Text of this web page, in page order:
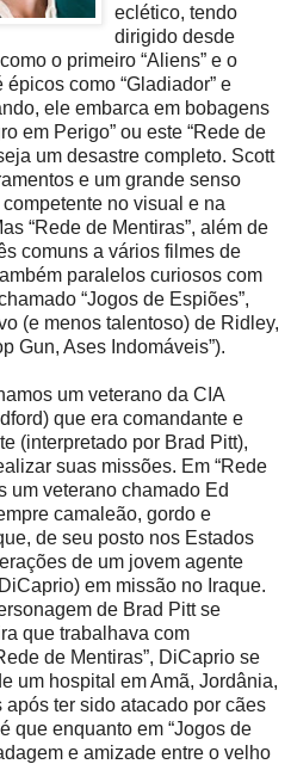
eclético, tendo
dirigido desde
o primeiro “Aliens” e o
como “Gladiador” e
ele embarca em bobagens
em Perigo” ou este “Rede de
um desastre completo. Scott
e um grande senso
no visual e na
“Rede de Mentiras”, além de
comuns a vários filmes de
paralelos curiosos com
“Jogos de Espiões”,
(e menos talentoso) de Ridley,
Gun, Ases Indomáveis”).
um veterano da CIA
que era comandante e
(interpretado por Brad Pitt),
suas missões. Em “Rede
um veterano chamado Ed
camaleão, gordo e
de seu posto nos Estados
de um jovem agente
em missão no Iraque.
de Brad Pitt se
que trabalhava com
de Mentiras”, DiCaprio se
um hospital em Amã, Jordânia,
ter sido atacado por cães
que enquanto em “Jogos de
e amizade entre o velho